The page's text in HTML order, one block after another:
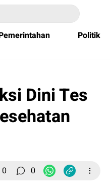
Politik
Dini Tes
0 0